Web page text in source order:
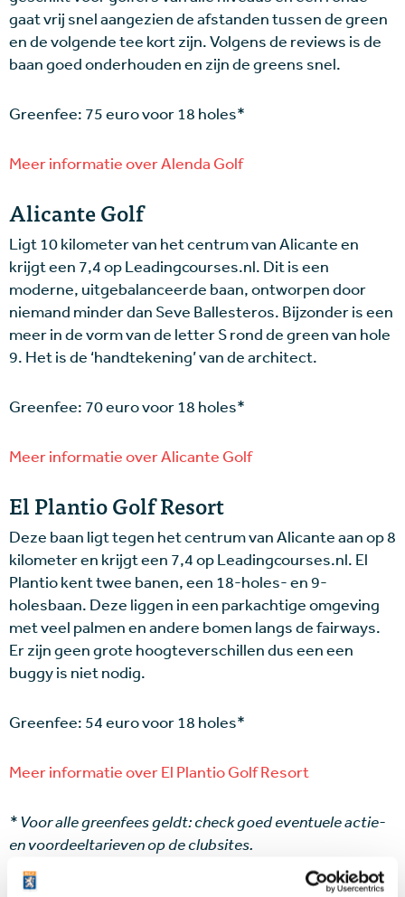
gaat vrij snel aangezien de afstanden tussen de green
en de volgende tee kort zijn. Volgens de reviews is de
baan goed onderhouden en zijn de greens snel.
Greenfee: 75 euro voor 18 holes*
Meer informatie over Alenda Golf
Alicante Golf
Ligt 10 kilometer van het centrum van Alicante en
krijgt een 7,4 op Leadingcourses.nl. Dit is een
moderne, uitgebalanceerde baan, ontworpen door
niemand minder dan Seve Ballesteros. Bijzonder is een
meer in de vorm van de letter S rond de green van hole
9. Het is de ‘handtekening’ van de architect.
Greenfee: 70 euro voor 18 holes*
Meer informatie over Alicante Golf
El Plantio Golf Resort
Deze baan ligt tegen het centrum van Alicante aan op 8
kilometer en krijgt een 7,4 op Leadingcourses.nl. El
Plantio kent twee banen, een 18-holes- en 9-
holesbaan. Deze liggen in een parkachtige omgeving
met veel palmen en andere bomen langs de fairways.
Er zijn geen grote hoogteverschillen dus een een
buggy is niet nodig.
Greenfee: 54 euro voor 18 holes*
Meer informatie over El Plantio Golf Resort
* Voor alle greenfees geldt: check goed eventuele actie-
en voordeeltarieven op de clubsites.
Overnachten